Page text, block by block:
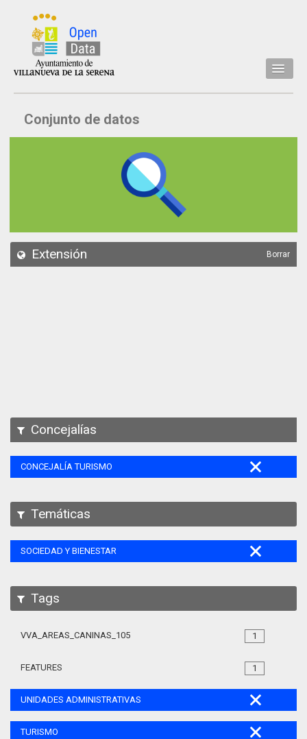
Inicio
Datos
API
Conjunto de datos
Extensión Borrar
Concejalías
CONCEJALÍA TURISMO
Temáticas
SOCIEDAD Y BIENESTAR
Tags
1
VVA_AREAS_CANINAS_105
1
FEATURES
UNIDADES ADMINISTRATIVAS
TURISMO